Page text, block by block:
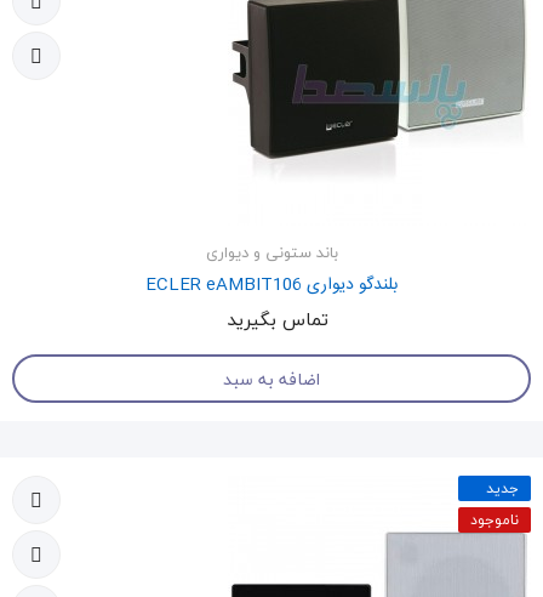
باند ستونی و دیواری
بلندگو دیواری ECLER eAMBIT106
تماس بگیرید
اضافه به سبد
جدید
ناموجود